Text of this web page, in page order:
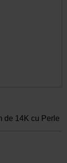
de 14K cu Perle